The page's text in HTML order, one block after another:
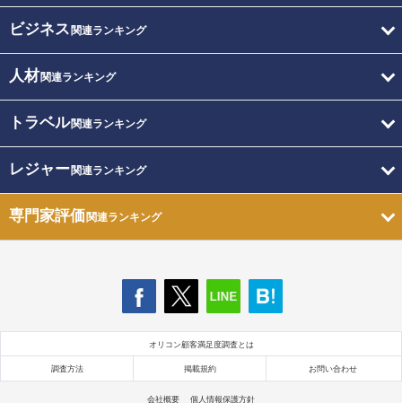
ビジネス 関連ランキング
人材関連ランキング
トラベル関連ランキング
レジャー関連ランキング
専門家評価関連ランキング
オリコン顧客満足度調査とは
調査方法 掲載規約 お問い合わせ
会社概要 個人情報保護方針